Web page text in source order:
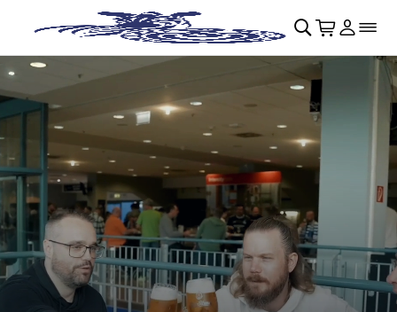
Navigation überspringen􀄫
􀊫 􀍩 Login
􀉩􀌇